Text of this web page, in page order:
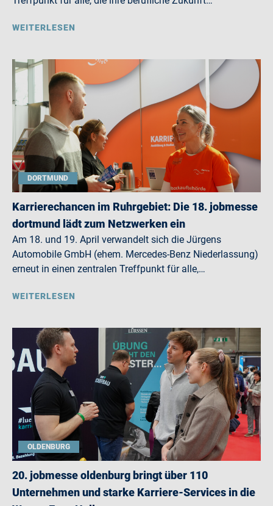
WEITERLESEN
DORTMUND
Karrierechancen im Ruhrgebiet: Die 18. jobmesse
dortmund lädt zum Netzwerken ein
Am 18. und 19. April verwandelt sich die Jürgens
Automobile GmbH (ehem. Mercedes-Benz Niederlassung)
erneut in einen zentralen Treffpunkt für alle,…
WEITERLESEN
OLDENBURG
20. jobmesse oldenburg bringt über 110
Unternehmen und starke Karriere-Services in die